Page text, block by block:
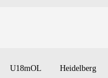
U18mOL Heidelberg